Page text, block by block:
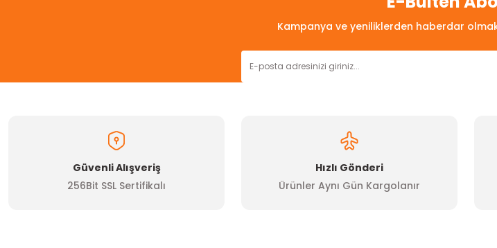
Kampanya ve yeniliklerden haberdar
Güvenli Alışveriş
256Bit SSL Sertifikalı
Hızlı Gönderi
Ürünler Aynı Gün Kargolanır